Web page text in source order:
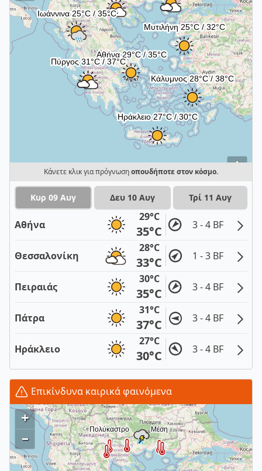
i
Κάνετε κλικ για πρόγνωσηοπουδήποτε στον κόσμο.
Κυρ 09 Αυγ Δευ 10 Αυγ Τρί 11 Αυγ
Αθήνα
29°C
35°C 3 - 4 BF
Θεσσαλονίκη
28°C
33°C 1 - 3 BF
Πειραιάς
30°C
35°C 3 - 4 BF
Πάτρα
31°C
37°C 3 - 4 BF
Ηράκλειο
27°C
30°C 3 - 4 BF
Επικίνδυνα καιρικά φαινόμενα
+
–